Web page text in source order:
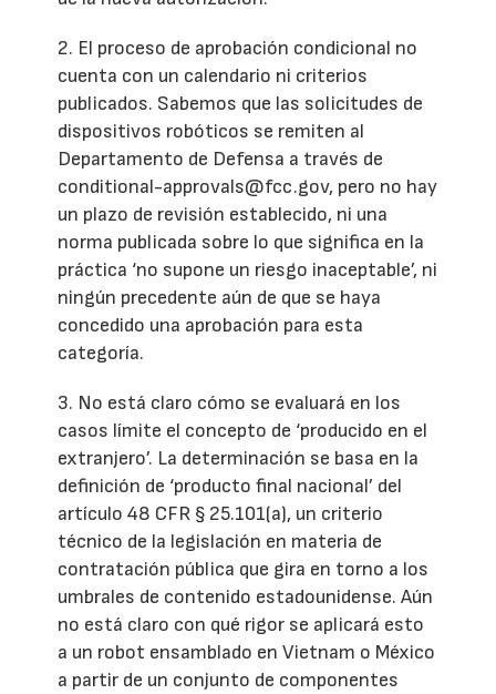
2. El proceso de aprobación condicional no
cuenta con un calendario ni criterios
publicados. Sabemos que las solicitudes de
dispositivos robóticos se remiten al
Departamento de Defensa a través de
conditional-approvals@fcc.gov, pero no hay
un plazo de revisión establecido, ni una
norma publicada sobre lo que significa en la
práctica ‘no supone un riesgo inaceptable’, ni
ningún precedente aún de que se haya
concedido una aprobación para esta
categoría.
3. No está claro cómo se evaluará en los
casos límite el concepto de ‘producido en el
extranjero’. La determinación se basa en la
definición de ‘producto final nacional’ del
artículo 48 CFR § 25.101(a), un criterio
técnico de la legislación en materia de
contratación pública que gira en torno a los
umbrales de contenido estadounidense. Aún
no está claro con qué rigor se aplicará esto
a un robot ensamblado en Vietnam o México
a partir de un conjunto de componentes